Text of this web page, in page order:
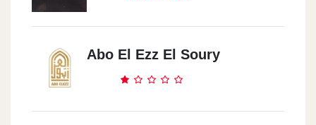
Abo El Ezz El Soury